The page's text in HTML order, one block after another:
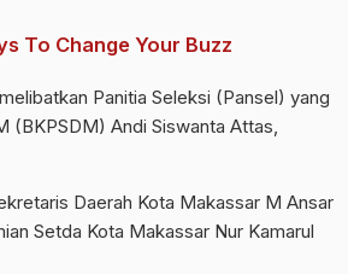
To Change Your Buzz
Panitia Seleksi (Pansel) yang
(BKPSDM) Andi Siswanta Attas,
Daerah Kota Makassar M Ansar
Setda Kota Makassar Nur Kamarul